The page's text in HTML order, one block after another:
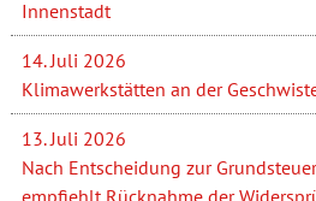
Innenstadt
14. Juli 2026
Klimawerkstätten an der
13. Juli 2026
Nach Entscheidung zur
empfiehlt Rücknahme der